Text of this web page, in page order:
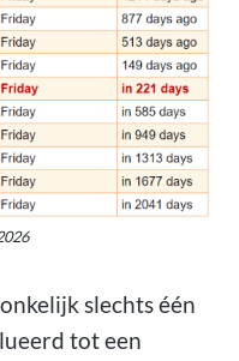
slechts één
tot een